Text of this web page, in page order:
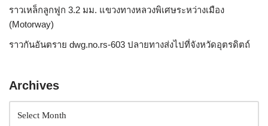
ราวเหล็กลูกฟูก 3.2 มม. แขวงทางหลวงพิเศษระหว่างเมือง
(Motorway)
ราวกันอันตราย dwg.no.rs-603 ปลายทางส่งไปที่จังหวัดอุตรดิตถ์
Archives